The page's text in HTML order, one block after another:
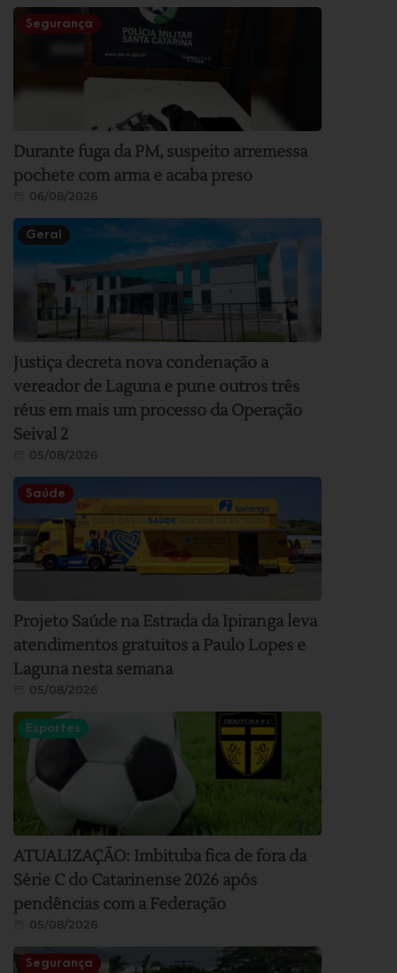
Segurança
Durante fuga da PM, suspeito arremessa
pochete com arma e acaba preso
06/08/2026
Geral
Justiça decreta nova condenação a
vereador de Laguna e pune outros três
réus em mais um processo da Operação
Seival 2
05/08/2026
Saúde
Projeto Saúde na Estrada da Ipiranga leva
atendimentos gratuitos a Paulo Lopes e
Laguna nesta semana
05/08/2026
Esportes
ATUALIZAÇÃO: Imbituba fica de fora da
Série C do Catarinense 2026 após
pendências com a Federação
05/08/2026
Segurança